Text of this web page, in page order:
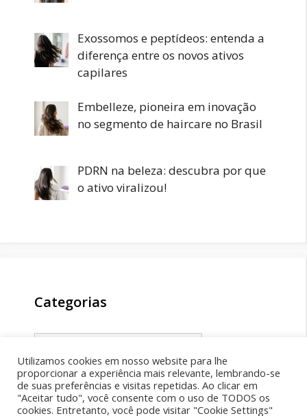
Exossomos e peptídeos: entenda a
diferença entre os novos ativos
capilares
Embelleze, pioneira em inovação
no segmento de haircare no Brasil
PDRN na beleza: descubra por que
o ativo viralizou!
Categorias
Categorias
Utilizamos cookies em nosso website para lhe
proporcionar a experiência mais relevante, lembrando-se
de suas preferências e visitas repetidas. Ao clicar em
"Aceitar tudo", você consente com o uso de TODOS os
cookies. Entretanto, você pode visitar "Cookie Settings"